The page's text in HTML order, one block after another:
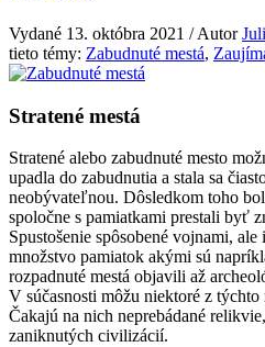
Vydané 13. októbra 2021 / Autor
tieto témy: Zabudnuté mestá,
Stratené mestá
Stratené alebo zabudnuté mesto
upadla do zabudnutia a stala sa
neobývateľnou. Dôsledkom toho
spoločne s pamiatkami prestali byť
Spustošenie spôsobené vojnami,
množstvo pamiatok akými sú
rozpadnuté mestá objavili až
V súčasnosti môžu niektoré z
Čakajú na nich neprebádané
zaniknutých civilizácií.